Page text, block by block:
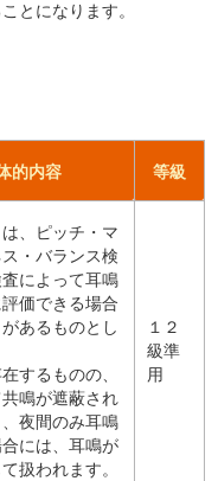
とになります。
的内容 等級
、ピッチ・マ
・バランス検
によって耳鳴
価できる場合
あるものとし
するものの、
鳴が遮蔽され
夜間のみ耳鳴
には、耳鳴が
扱われます。
１２
級準
用